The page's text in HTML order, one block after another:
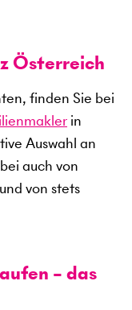
Österreich
finden Sie bei
in
Auswahl an
auch von
und von stets
– das